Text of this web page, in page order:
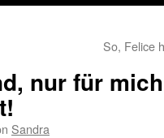
So, Felice
nur für
Sandra